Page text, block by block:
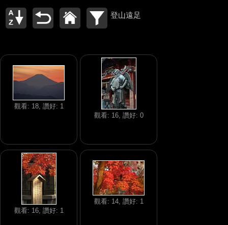
登山遠足
觀看: 18, 讚好: 1
觀看: 16, 讚好: 0
觀看: 16, 讚好: 1
觀看: 14, 讚好: 1